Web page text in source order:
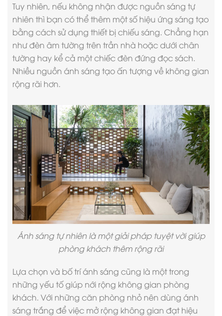
Tuy nhiên, nếu không nhận được nguồn sáng tự
nhiên thì bạn có thể thêm một số hiệu ứng sáng tạo
bằng cách sử dụng thiết bị chiếu sáng. Chẳng hạn
như đèn âm tường trên trần nhà hoặc dưới chân
tường hay kể cả một chiếc đèn đứng đọc sách.
Nhiều nguồn ánh sáng tạo ấn tượng về không gian
rộng rãi hơn.
Ánh sáng tự nhiên là một giải pháp tuyệt vời giúp
phòng khách thêm rộng rãi
Lựa chọn và bố trí ánh sáng cũng là một trong
những yếu tố giúp nới rộng không gian phòng
khách. Với những căn phòng nhỏ nên dùng ánh
sáng trắng để việc mở rộng không gian đạt hiệu